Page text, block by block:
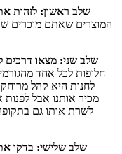
שלב ראשון: לזהות
המוצרים שאתם מוכרים
שלב שני: מצאו דרכים
חלופות לכל אחד
לחנות היא קהל מרוחק
מכיר אותנו אבל לפנות
לשרת אותו גם
שלב שלישי: בדקו